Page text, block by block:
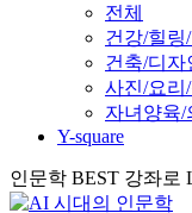
전체
건강/힐링
건축/디자
사진/요리
자녀양육/
Y-square
인문학 BEST 강좌로